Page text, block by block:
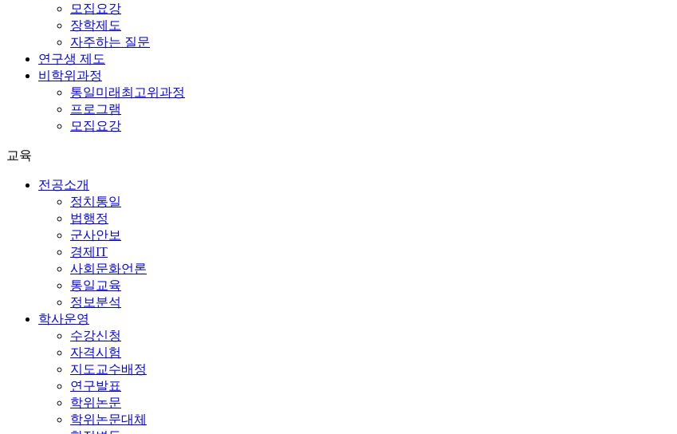
모집요강
장학제도
자주하는 질문
연구생 제도
비학위과정
통일미래최고위과정
프로그램
모집요강
교육
전공소개
정치통일
법행정
군사안보
경제IT
사회문화언론
통일교육
정보분석
학사운영
수강신청
자격시험
지도교수배정
연구발표
학위논문
학위논문대체